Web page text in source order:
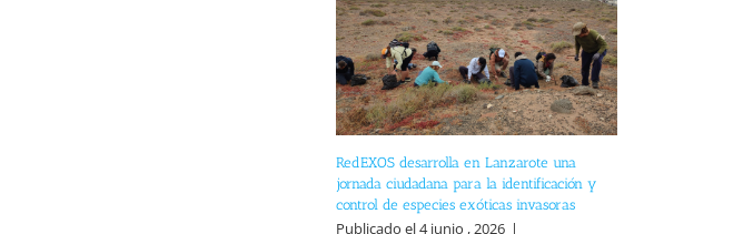
RedEXOS desarrolla en Lanzarote una
jornada ciudadana para la identificación y
control de especies exóticas invasoras
Publicado el 4 junio , 2026 |